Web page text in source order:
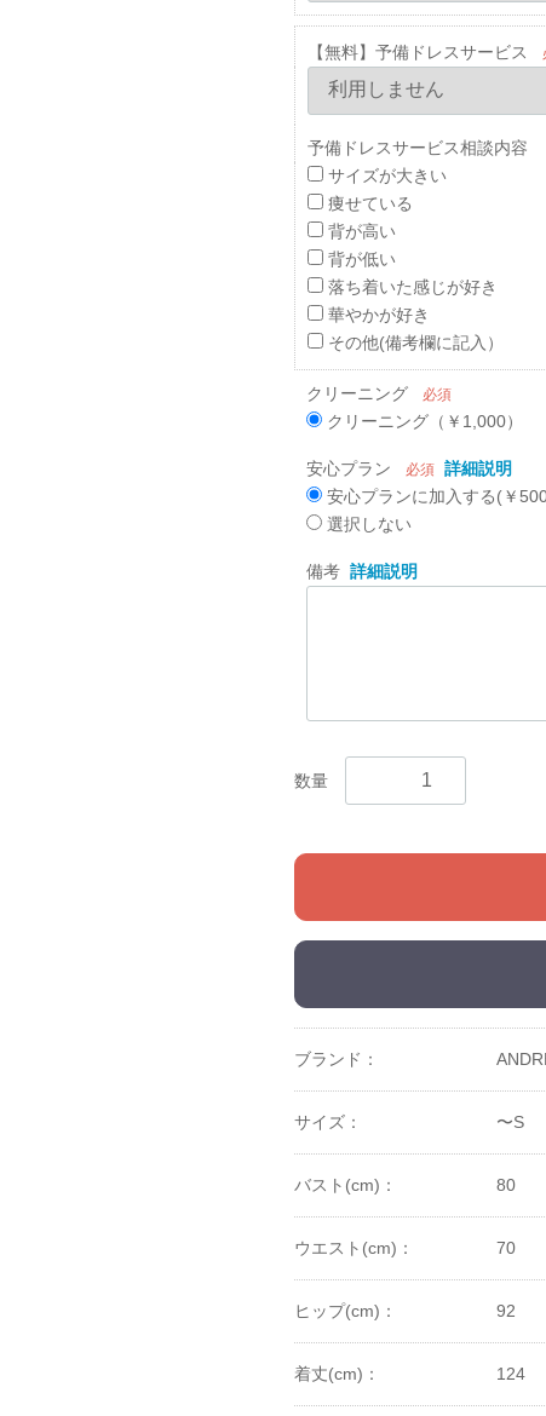
【無料】予備ドレスサービス
予備ドレスサービス相談内容
サイズが大きい
痩せている
背が高い
背が低い
落ち着いた感じが好き
華やかが好き
その他(備考欄に記入）
クリーニング 必須
クリーニング（￥1,000）
安心プラン 必須 詳細説明
安心プランに加入する(￥
選択しない
備考 詳細説明
数量
ブランド：
サイズ： 〜S
バスト(cm)： 80
ウエスト(cm)： 70
ヒップ(cm)： 92
着丈(cm)： 124